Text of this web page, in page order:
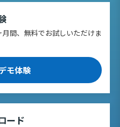
間、無料でお試しいただけま
モ体験
ード